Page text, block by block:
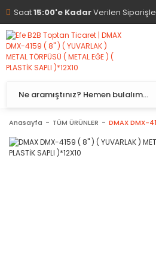
Saat15:00'e KadarVerilen
Anasayfa TÜM ÜRÜNLER DMAX DMX-